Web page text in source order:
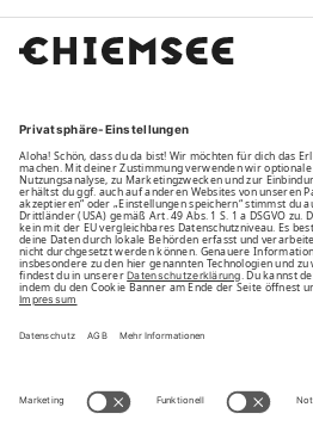
Family
Unsere Vorteile
Unsere Partner